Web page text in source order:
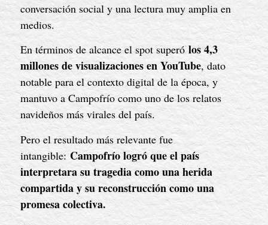
conversación social y una lectura muy amplia en
medios.
En términos de alcance el spot superó los 4,3
millones de visualizaciones en YouTube, dato
notable para el contexto digital de la época, y
mantuvo a Campofrío como uno de los relatos
navideños más virales del país.
Pero el resultado más relevante fue
intangible: Campofrío logró que el país
interpretara su tragedia como una herida
compartida y su reconstrucción como una
promesa colectiva.